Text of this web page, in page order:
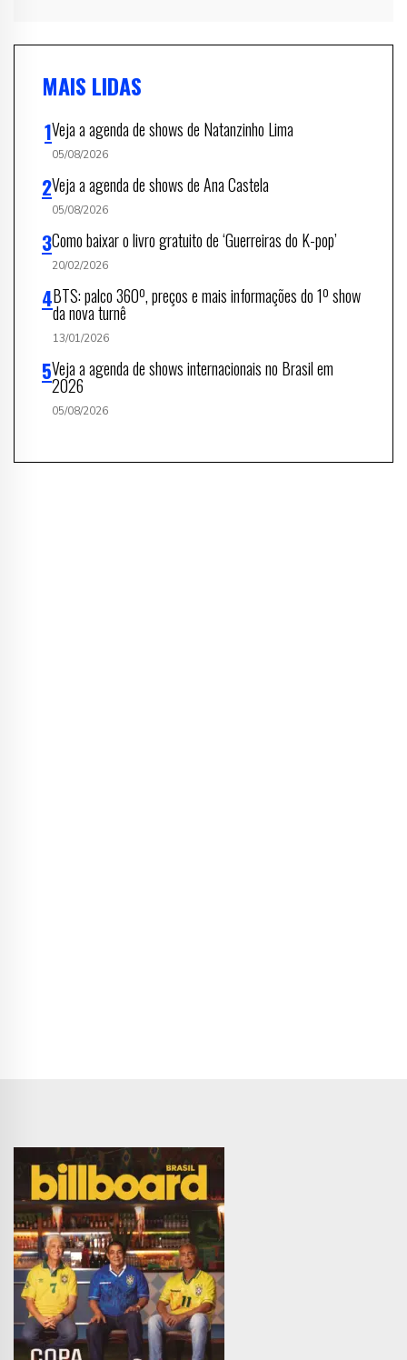
MAIS LIDAS
Veja a agenda de shows de Natanzinho Lima
05/08/2026
Veja a agenda de shows de Ana Castela
05/08/2026
Como baixar o livro gratuito de ‘Guerreiras do K-pop’
20/02/2026
BTS: palco 360º, preços e mais informações do 1º show
da nova turnê
13/01/2026
Veja a agenda de shows internacionais no Brasil em
2026
05/08/2026